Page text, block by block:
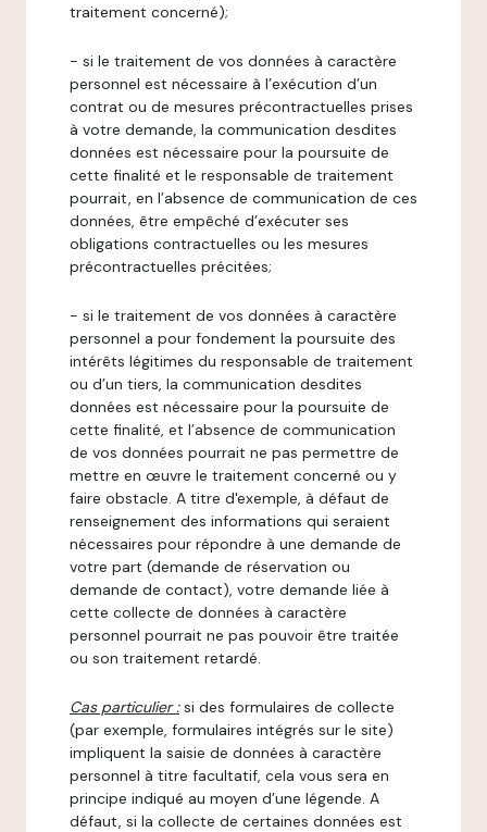
traitement concerné);
- si le traitement de vos données à caractère
personnel est nécessaire à l’exécution d’un
contrat ou de mesures précontractuelles prises
à votre demande, la communication desdites
données est nécessaire pour la poursuite de
cette finalité et le responsable de traitement
pourrait, en l’absence de communication de ces
données, être empêché d’exécuter ses
obligations contractuelles ou les mesures
précontractuelles précitées;
- si le traitement de vos données à caractère
personnel a pour fondement la poursuite des
intérêts légitimes du responsable de traitement
ou d’un tiers, la communication desdites
données est nécessaire pour la poursuite de
cette finalité, et l’absence de communication
de vos données pourrait ne pas permettre de
mettre en œuvre le traitement concerné ou y
faire obstacle. A titre d'exemple, à défaut de
renseignement des informations qui seraient
nécessaires pour répondre à une demande de
votre part (demande de réservation ou
demande de contact), votre demande liée à
cette collecte de données à caractère
personnel pourrait ne pas pouvoir être traitée
ou son traitement retardé.
Cas particulier : si des formulaires de collecte
(par exemple, formulaires intégrés sur le site)
impliquent la saisie de données à caractère
personnel à titre facultatif, cela vous sera en
principe indiqué au moyen d’une légende. A
défaut, si la collecte de certaines données est